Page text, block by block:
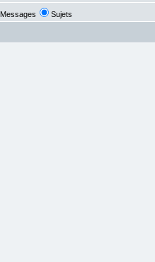
Messages Sujets